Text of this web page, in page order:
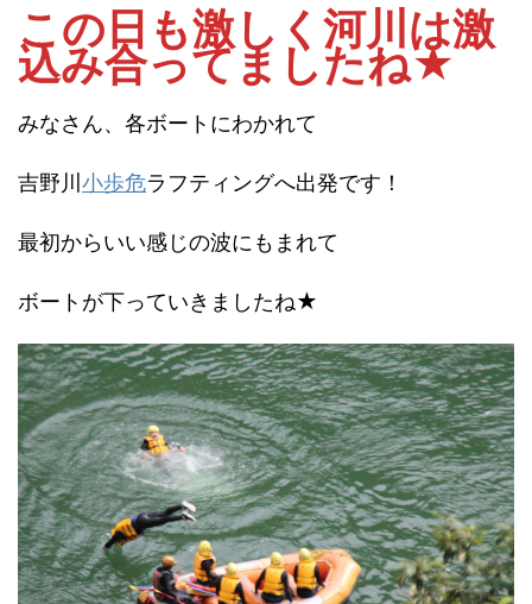
この日も激しく河川は激
込み合ってましたね★
みなさん、各ボートにわかれて
吉野川 小歩危ラフティングへ出発です！
最初からいい感じの波にもまれて
ボートが下っていきましたね★